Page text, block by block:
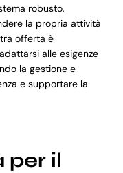
robusto,
la propria attività
offerta è
alle esigenze
la gestione e
e supportare la
per il